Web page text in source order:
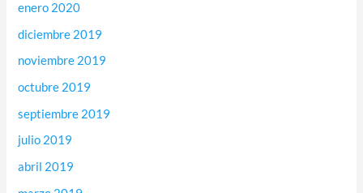
enero 2020
diciembre 2019
noviembre 2019
octubre 2019
septiembre 2019
julio 2019
abril 2019